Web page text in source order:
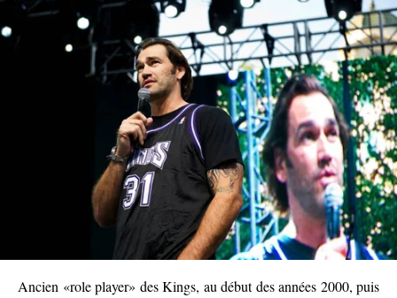
Ancien «role player» des Kings, au début des années 2000, puis